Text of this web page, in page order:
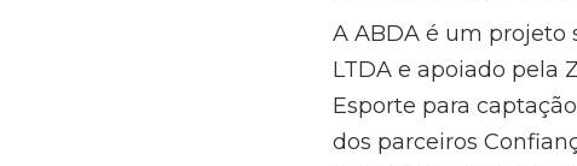
A ABDA é um projeto
LTDA e apoiado pela
Esporte para
dos parceiros